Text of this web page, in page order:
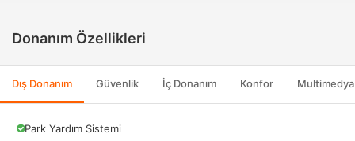
Donanım Özellikleri
Dış Donanım Güvenlik İç Donanım Konfor Multimedya
Park Yardım Sistemi